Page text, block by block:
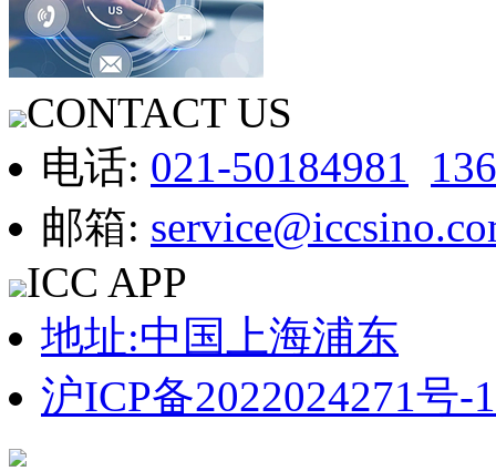
CONTACT US
电话: 021-50184981
邮箱:
ICC APP
地址:中国上海浦东
沪ICP备2022024271号-1